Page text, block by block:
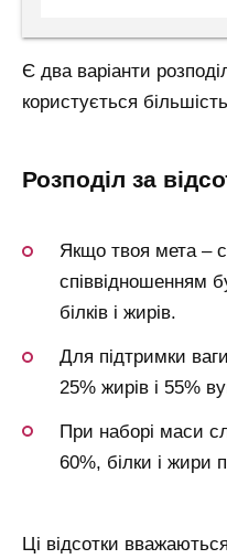
Є два варіанти
користується
розподіл за
Якщо твоя мета –
співвідношенням
білків і жирів.
Для підтримки
25% жирів і 55%
При наборі маси
60%, білки і жири
Ці відсотки